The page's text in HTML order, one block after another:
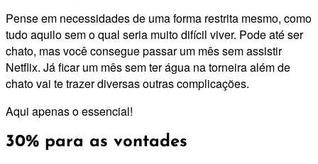
Pense em necessidades de uma forma restrita mesmo, como
tudo aquilo sem o qual seria muito difícil viver. Pode até ser
chato, mas você consegue passar um mês sem assistir
Netflix. Já ficar um mês sem ter água na torneira além de
chato vai te trazer diversas outras complicações.
Aqui apenas o essencial!
30% para as vontades